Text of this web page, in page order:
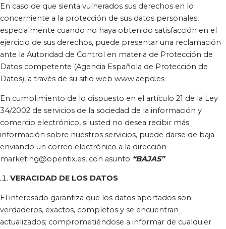
En caso de que sienta vulnerados sus derechos en lo
concerniente a la protección de sus datos personales,
especialmente cuando no haya obtenido satisfacción en el
ejercicio de sus derechos, puede presentar una reclamación
ante la Autoridad de Control en materia de Protección de
Datos competente (Agencia Española de Protección de
Datos), a través de su sitio web www.aepd.es
En cumplimiento de lo dispuesto en el artículo 21 de la Ley
34/2002 de servicios de la sociedad de la información y
comercio electrónico, si usted no desea recibir más
información sobre nuestros servicios, puede darse de baja
enviando un correo electrónico a la dirección
marketing@opentix.es, con asunto “BAJAS”
VERACIDAD DE LOS DATOS
El interesado garantiza que los datos aportados son
verdaderos, exactos, completos y se encuentran
actualizados; comprometiéndose a informar de cualquier